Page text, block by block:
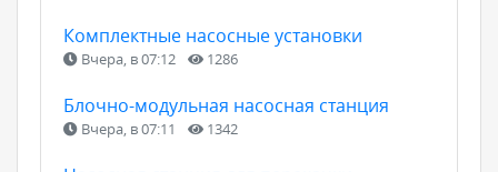
Комплектные насосные установки
Вчера, в 07:12 1286
Блочно-модульная насосная станция
Вчера, в 07:11 1342